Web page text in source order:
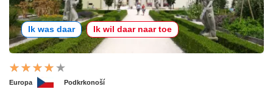
Ik was daar Ik wil daar naar toe
Europa Podkrkonoší